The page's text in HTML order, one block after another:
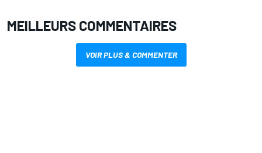
MEILLEURS COMMENTAIRES
VOIR PLUS & COMMENTER